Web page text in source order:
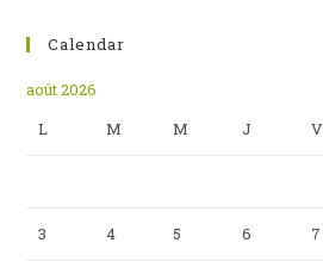
Calendar
août 2026
L
M M J V
3 4 5 6 7